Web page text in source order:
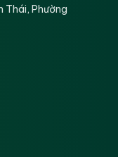
Thái, Phường